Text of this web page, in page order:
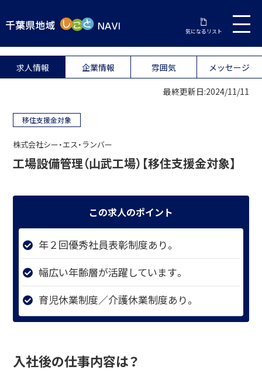
気になるリスト
求人情報 企業情報 雰囲気 メッセージ
最終更新日:2024/11/11
移住支援金対象
株式会社シー・エス・ランバー
工場設備管理（山武工場）【移住支援金対象】
この求人のポイント
年２回優秀社員表彰制度あり。
幅広い年齢層が活躍しています。
育児休業制度／介護休業制度あり。
入社後の仕事内容は？